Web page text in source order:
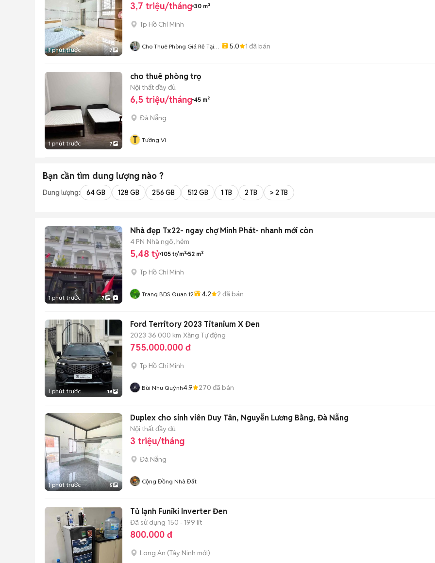
1 phút trước 7
3,7 triệu/tháng 30 m²
Tp Hồ Chí Minh
Cho Thuê Phòng Giá Rẻ Tại
5.0 1 đã bán
1 phút trước 7
cho thuê phòng trọ
Nội thất đầy đủ
6,5 triệu/tháng 45 m²
Đà Nẵng
T Tường Vi
Bạn cần tìm dung lượng nào ?
Dung lượng: 64 GB 128 GB 256 GB 512 GB 1 TB 2 TB > 2 TB
1 phút trước 7
Nhà đẹp Tx22- ngay chợ Minh Phát- nhanh mới còn
4 PN Nhà ngõ, hẻm
5,48 tỷ 105 tr/m² 52 m²
Tp Hồ Chí Minh
Trang BDS Quan 12 4.2 2 đã bán
1 phút trước 18
Ford Territory 2023 Titanium X Đen
2023 36.000 km Xăng Tự động
755.000.000 đ
Tp Hồ Chí Minh
Bùi Nhu Quỳnh4.9 270 đã bán
1 phút trước 5
Duplex cho sinh viên Duy Tân, Nguyễn Lương Bằng, Đà Nẵng
Nội thất đầy đủ
3 triệu/tháng
Đà Nẵng
Cộng Đồng Nhà Đất
Tủ lạnh Funiki Inverter Đen
Đã sử dụng 150 - 199 lít
800.000 đ
Long An (Tây Ninh mới)